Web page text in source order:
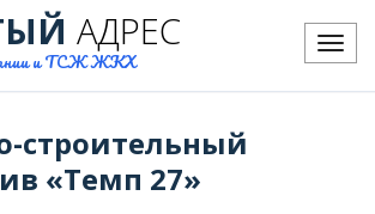
Меню
АДРЕС
и ТСЖ ЖКХ
«Темп 27»